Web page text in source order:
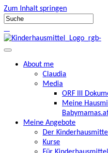
Zum Inhalt springen
About me
Claudia
Media
ORF III
Meine
Meine Angebote
Der
Kurse